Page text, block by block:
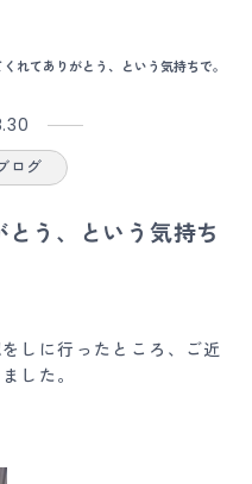
れてありがとう、という気持ちで。
ログ
う、という気持ち
しに行ったところ、ご近
した。